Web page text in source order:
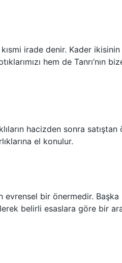
kısmi irade denir. Kader ikisinin
hem de Tanrı’nın
hacizden sonra satıştan
el konulur.
evrensel bir önermedir. Başka
belirli esaslara göre bir